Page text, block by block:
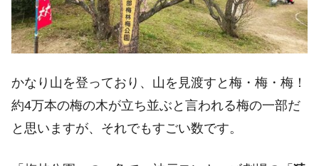
かなり山を登っており、山を見渡すと梅・梅・梅！
約4万本の梅の木が立ち並ぶと言われる梅の一部だ
と思いますが、それでもすごい数です。